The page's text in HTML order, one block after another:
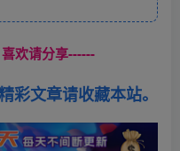
欢请分享------
彩文章请收藏本站。